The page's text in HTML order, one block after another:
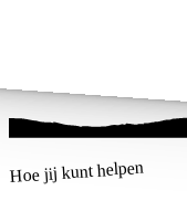
Hoe jij kunt helpen